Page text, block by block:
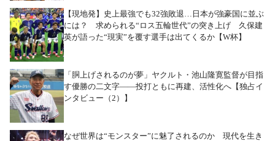
【現地発】史上最強でも32強敗退…日本が強豪国に並ぶ
には？ 求められる“ロス五輪世代”の突き上げ 久保建
英が語った“現実”を覆す選手は出てくるか【W杯】
「胴上げされるのが夢」ヤクルト・池山隆寛監督が目指
す優勝の二文字――投打ともに再建、活性化へ【独占イ
ンタビュー（2）】
なぜ世界は“モンスター”に魅了されるのか 現代を生き